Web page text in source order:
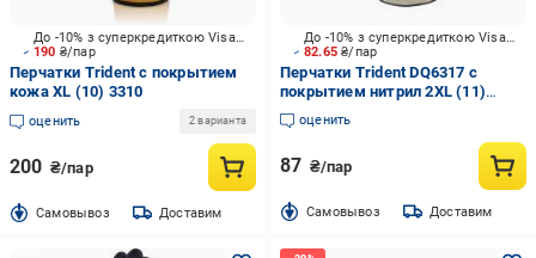
190 ₴/пар
До -10% з суперкредиткою Visa Вигода
Перчатки Trident с покрытием
кожа XL (10) 3310
оценить 2 варианта
200 ₴/пар
Cамовывоз Доставим
82.65₴/пар
До -10% з суперкредиткою Visa Вигода
Перчатки Trident DQ6317 с
покрытием нитрил 2XL (11)
DQ6317
оценить
87 ₴/пар
Cамовывоз Доставим